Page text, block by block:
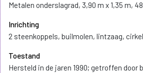
Metalen onderslagrad, 3,90 m x 1,35 m,
Inrichting
2 steenkoppels, builmolen, lintzaag,
Toestand
Hersteld in de jaren 1990; getroffen door